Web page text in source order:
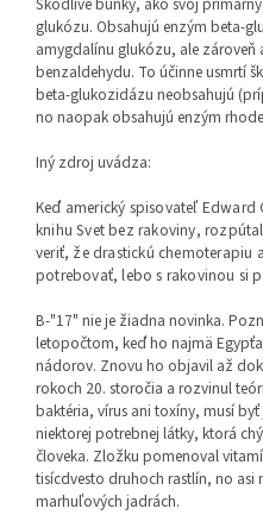
glukózu. Obsahujú enzým beta-
amygdalínu glukózu, ale zároveň
benzaldehydu. To účinne usmrtí
beta-glukozidázu neobsahujú
no naopak obsahujú enzým
Iný zdroj uvádza:
Keď americký spisovateľ
knihu Svet bez rakoviny,
veriť, že drastickú chemoterapiu
potrebovať, lebo s rakovinou si
B-"17" nie je žiadna novinka.
letopočtom, keď ho najmä
nádorov. Znovu ho objavil až
rokoch 20. storočia a rozvinul
baktéria, vírus ani toxíny, musí
niektorej potrebnej látky, ktorá
človeka. Zložku pomenoval
tisícdvesto druhoch rastlín, no asi
marhuľových jadrách.